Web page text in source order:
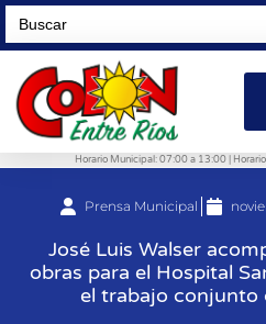
Search
for:
Horario Municipal: 07:00 a 13:00 |
Prensa Municipal
José Luis Walser
obras para el Hospital
el trabajo conjunto